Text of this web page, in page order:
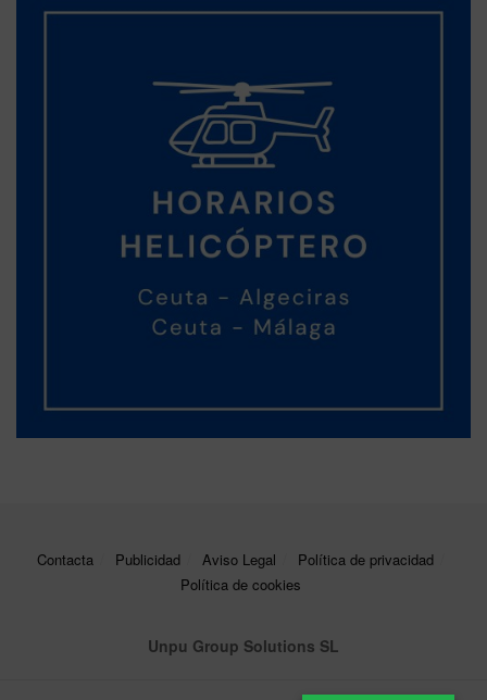
Contacta Publicidad Aviso Legal
Política de privacidad
Política de cookies
Unpu Group Solutions SL